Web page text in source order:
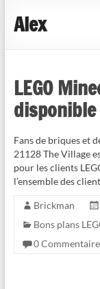
reviews
Alex
LEGO
Fans de briques et
21128 The Village
pour les clients
l’ensemble des
Brickman
Bons plans
0